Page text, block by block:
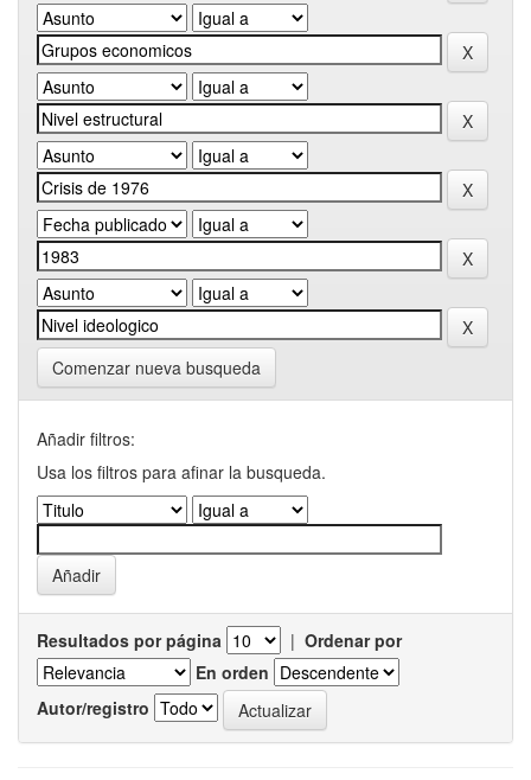
Comenzar nueva busqueda
Añadir filtros:
Usa los filtros para afinar la busqueda.
Resultados por página | Ordenar por
En orden
Autor/registro